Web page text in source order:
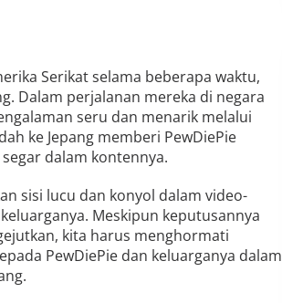
Serikat selama beberapa waktu,
Dalam perjalanan mereka di negara
seru dan menarik melalui
ke Jepang memberi PewDiePie
dalam kontennya.
sisi lucu dan konyol dalam video-
Meskipun keputusannya
kita harus menghormati
PewDiePie dan keluarganya dalam